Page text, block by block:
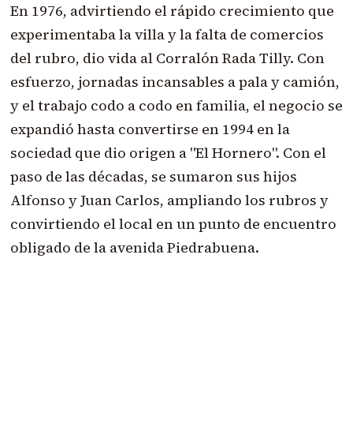
En 1976, advirtiendo el rápido crecimiento que
experimentaba la villa y la falta de comercios
del rubro, dio vida al Corralón Rada Tilly. Con
esfuerzo, jornadas incansables a pala y camión,
y el trabajo codo a codo en familia, el negocio se
expandió hasta convertirse en 1994 en la
sociedad que dio origen a "El Hornero". Con el
paso de las décadas, se sumaron sus hijos
Alfonso y Juan Carlos, ampliando los rubros y
convirtiendo el local en un punto de encuentro
obligado de la avenida Piedrabuena.